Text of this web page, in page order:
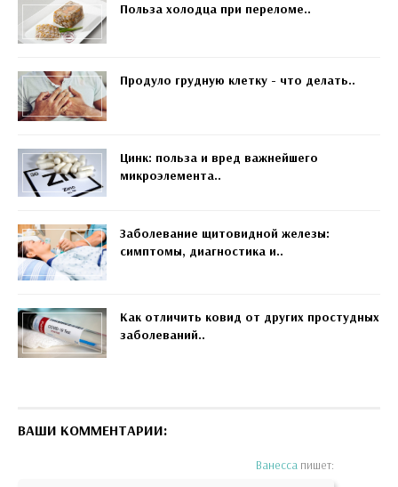
Польза холодца при переломе..
Продуло грудную клетку - что делать..
Цинк: польза и вред важнейшего
микроэлемента..
Заболевание щитовидной железы:
симптомы, диагностика и..
Как отличить ковид от других простудных
заболеваний..
ВАШИ КОММЕНТАРИИ:
Ванесса пишет: